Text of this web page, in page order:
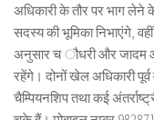
अधिकारी के तौर पर भाग
सदस्य की भूमिका निभाएंगे,
अनुसार च ौधरी और जादम
रहेंगे। दोनों खेल अधिकारी
चैम्पियनशिप तथा कई